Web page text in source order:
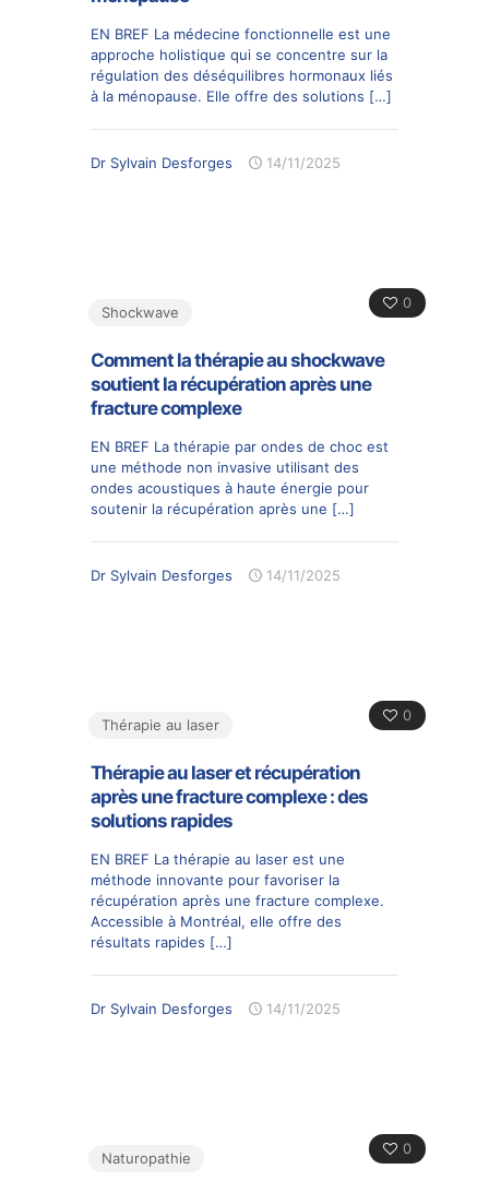
EN BREF La médecine fonctionnelle est une
approche holistique qui se concentre sur la
régulation des déséquilibres hormonaux liés
à la ménopause. Elle offre des solutions […]
Dr Sylvain Desforges 14/11/2025
0
Shockwave
Comment la thérapie au shockwave
soutient la récupération après une
fracture complexe
EN BREF La thérapie par ondes de choc est
une méthode non invasive utilisant des
ondes acoustiques à haute énergie pour
soutenir la récupération après une […]
Dr Sylvain Desforges 14/11/2025
0
Thérapie au laser
Thérapie au laser et récupération
après une fracture complexe : des
solutions rapides
EN BREF La thérapie au laser est une
méthode innovante pour favoriser la
récupération après une fracture complexe.
Accessible à Montréal, elle offre des
résultats rapides […]
Dr Sylvain Desforges 14/11/2025
0
Naturopathie